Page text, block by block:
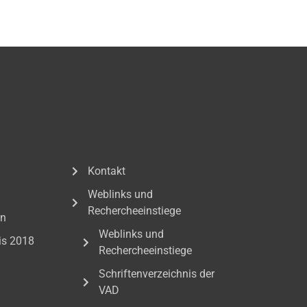
2018
Kontakt
Weblinks und
Rechercheeinstiege
Weblinks und
Rechercheeinstiege
Schriftenverzeichnis der
VAD